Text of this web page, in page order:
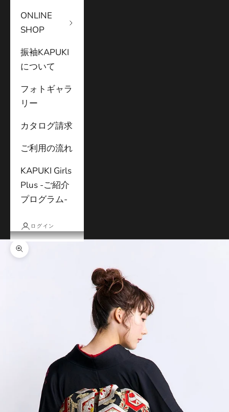
ONLINE
SHOP
振袖KAPUKI
について
フォトギャラ
リー
カタログ請求
ご利用の流れ
KAPUKI Girls
Plus -ご紹介
プログラム-
ログイン
ズームイン